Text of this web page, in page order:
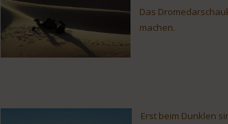
Das
machen.
Erst beim Dunklen